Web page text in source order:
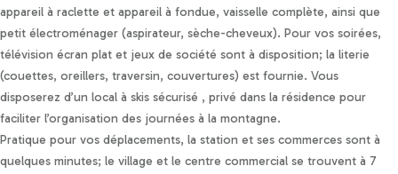
appareil à raclette et appareil à fondue, vaisselle complète, ainsi que
petit électroménager (aspirateur, sèche-cheveux). Pour vos soirées,
télévision écran plat et jeux de société sont à disposition; la literie
(couettes, oreillers, traversin, couvertures) est fournie. Vous
disposerez d’un local à skis sécurisé , privé dans la résidence pour
faciliter l’organisation des journées à la montagne.
Pratique pour vos déplacements, la station et ses commerces sont à
quelques minutes; le village et le centre commercial se trouvent à 7